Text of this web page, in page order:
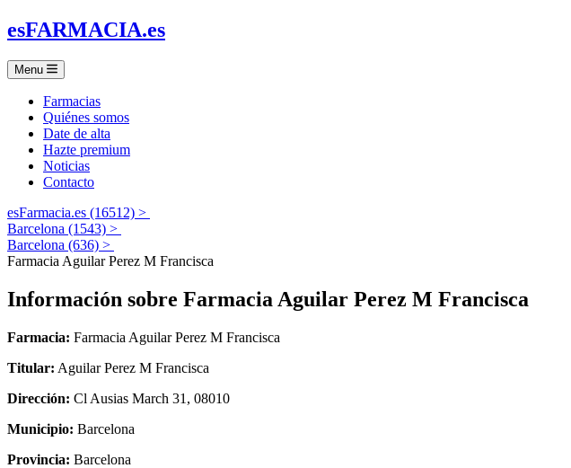
esFARMACIA.es
Menu
Farmacias
Quiénes somos
Date de alta
Hazte premium
Noticias
Contacto
esFarmacia.es (16512) >
Barcelona (1543) >
Barcelona (636) >
Farmacia Aguilar Perez M Francisca
Información sobre Farmacia Aguilar Perez M Francisca
Farmacia: Farmacia Aguilar Perez M Francisca
Titular: Aguilar Perez M Francisca
Dirección: Cl Ausias March 31, 08010
Municipio: Barcelona
Provincia: Barcelona